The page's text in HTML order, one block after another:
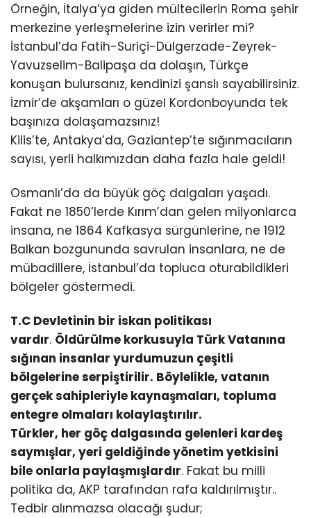
Örneğin, İtalya’ya giden mültecilerin Roma şehir
merkezine yerleşmelerine izin verirler mi?
İstanbul’da Fatih-Suriçi-Dülgerzade-Zeyrek-
Yavuzselim-Balipaşa da dolaşın, Türkçe
konuşan bulursanız, kendinizi şanslı sayabilirsiniz.
İzmir’de akşamları o güzel Kordonboyunda tek
başınıza dolaşamazsınız!
Kilis’te, Antakya’da, Gaziantep’te sığınmacıların
sayısı, yerli halkımızdan daha fazla hale geldi!
Osmanlı’da da büyük göç dalgaları yaşadı.
Fakat ne 1850’lerde Kırım’dan gelen milyonlarca
insana, ne 1864 Kafkasya sürgünlerine, ne 1912
Balkan bozgununda savrulan insanlara, ne de
mübadillere, İstanbul’da topluca oturabildikleri
bölgeler göstermedi.
T.C Devletinin bir iskan politikası
vardır. Öldürülme korkusuyla Türk Vatanına
sığınan insanlar yurdumuzun çeşitli
bölgelerine serpiştirilir. Böylelikle, vatanın
gerçek sahipleriyle kaynaşmaları, topluma
entegre olmaları kolaylaştırılır.
Türkler, her göç dalgasında gelenleri kardeş
saymışlar, yeri geldiğinde yönetim yetkisini
bile onlarla paylaşmışlardır. Fakat bu milli
politika da, AKP tarafından rafa kaldırılmıştır..
Tedbir alınmazsa olacağı şudur;